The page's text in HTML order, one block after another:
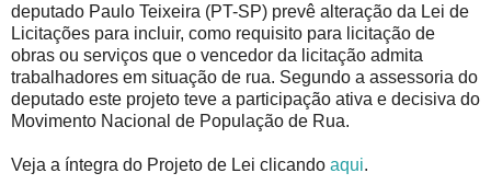
deputado Paulo Teixeira (PT-SP) prevê alteração da Lei de
Licitações para incluir, como requisito para licitação de
obras ou serviços que o vencedor da licitação admita
trabalhadores em situação de rua. Segundo a assessoria do
deputado este projeto teve a participação ativa e decisiva do
Movimento Nacional de População de Rua.
Veja a íntegra do Projeto de Lei clicando aqui.